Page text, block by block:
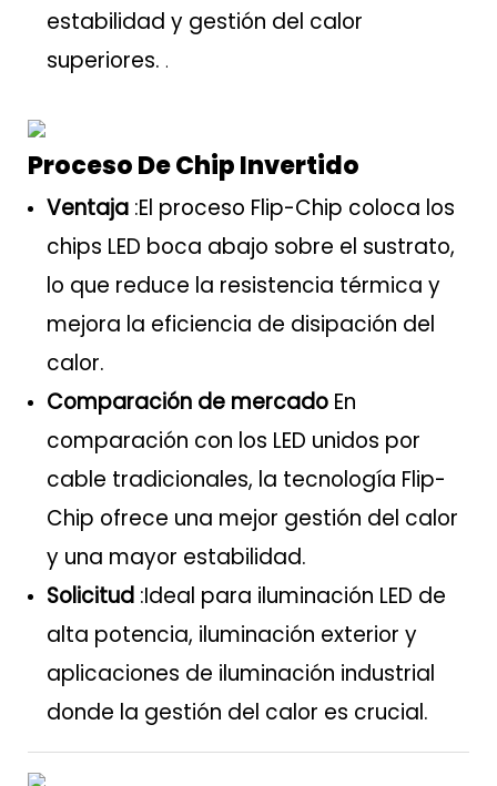
estabilidad y gestión del calor
superiores. .
Proceso De Chip Invertido
Ventaja :El proceso Flip-Chip coloca los
chips LED boca abajo sobre el sustrato,
lo que reduce la resistencia térmica y
mejora la eficiencia de disipación del
calor.
Comparación de mercado En
comparación con los LED unidos por
cable tradicionales, la tecnología Flip-
Chip ofrece una mejor gestión del calor
y una mayor estabilidad.
Solicitud :Ideal para iluminación LED de
alta potencia, iluminación exterior y
aplicaciones de iluminación industrial
donde la gestión del calor es crucial.